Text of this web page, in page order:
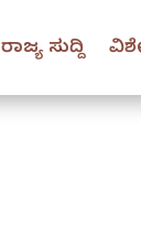
ರಾಜ್ಯ ಸುದ್ದಿ